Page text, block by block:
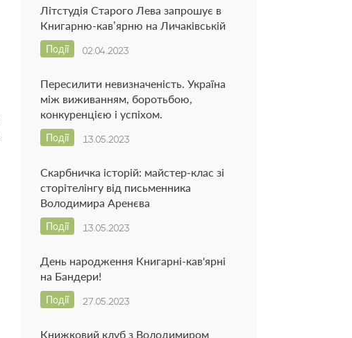
Літстудія Старого Лева запрошує в
Книгарню-кав’ярню на Личаківській
02.04.2023
Події
Пересилити невизначеність. Україна
між виживанням, боротьбою,
конкуренцією і успіхом.
13.05.2023
Події
Скарбничка історій: майстер-клас зі
сторітелінгу від письменника
Володимира Аренєва
13.05.2023
Події
День народження Книгарні-кав'ярні
на Бандери!
27.05.2023
Події
Книжковий клуб з Володимиром